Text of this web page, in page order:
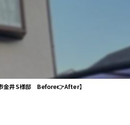
市金井S様邸 Before👉After】